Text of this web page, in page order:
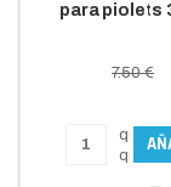
para piolets
7.50 €